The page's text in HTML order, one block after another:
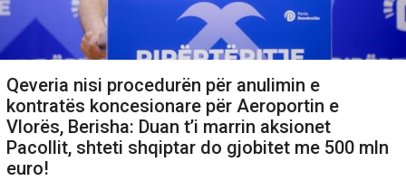
Qeveria nisi procedurën për anulimin e
kontratës koncesionare për Aeroportin e
Vlorës, Berisha: Duan t’i marrin aksionet
Pacollit, shteti shqiptar do gjobitet me 500 mln
euro!